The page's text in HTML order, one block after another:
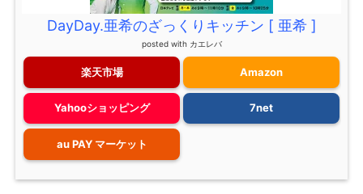
DayDay.亜希のざっくりキッチン [ 亜希 ]
posted with カエレバ
楽天市場 Amazon
Yahooショッピング 7net
au PAY マーケット